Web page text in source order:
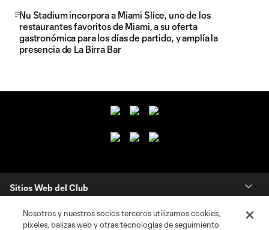
Nu Stadium incorpora a Miami Slice, uno de los
restaurantes favoritos de Miami, a su oferta
gastronómica para los días de partido, y amplía la
presencia de La Birra Bar
Sitios Web del Club
ClubNosotros y nuestros socios terceros utilizamos cookies,
píxeles, balizas web y otras tecnologías de seguimiento